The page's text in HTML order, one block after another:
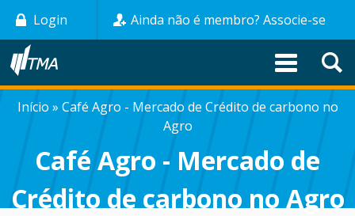
Pular
para
conteúdo
principal
Login Ainda não é membro? Associe-se
TRILHA
DE
NAVEGAÇÃO
Início
Café Agro - Mercado de Crédito de carbono no
Agro
Café Agro - Mercado de
Crédito de carbono no Agro